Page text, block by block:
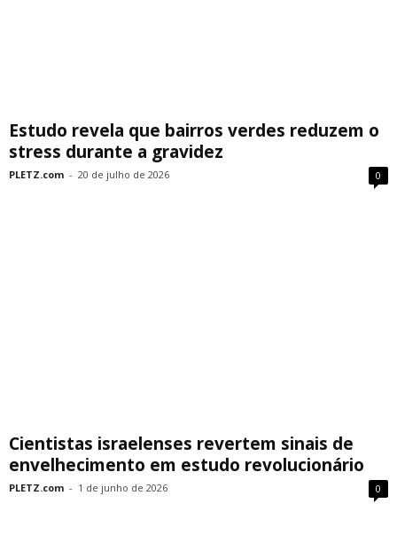
Estudo revela que bairros verdes reduzem o
stress durante a gravidez
PLETZ.com - 20 de julho de 2026 0
Cientistas israelenses revertem sinais de
envelhecimento em estudo revolucionário
PLETZ.com - 1 de junho de 2026 0